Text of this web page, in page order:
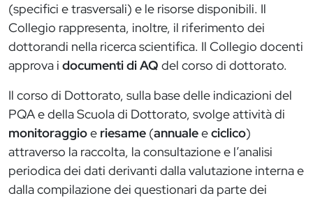
(specifici e trasversali) e le risorse disponibili. Il
Collegio rappresenta, inoltre, il riferimento dei
dottorandi nella ricerca scientifica. Il Collegio docenti
approva i documenti di AQ del corso di dottorato.
Il corso di Dottorato, sulla base delle indicazioni del
PQA e della Scuola di Dottorato, svolge attività di
monitoraggioe riesame (annualeeciclico)
attraverso la raccolta, la consultazione e l’analisi
periodica dei dati derivanti dalla valutazione interna e
dalla compilazione dei questionari da parte dei